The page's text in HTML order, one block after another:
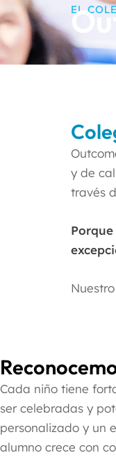
EL
y de
través
Cada niño tiene
ser celebradas y
personalizado y un
alumno crece con